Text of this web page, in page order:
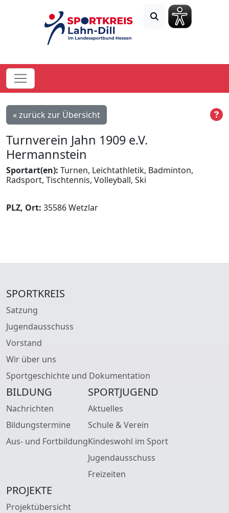
« zurück zur Übersicht
Turnverein Jahn 1909 e.V.
Hermannstein
Sportart(en): Turnen, Leichtathletik, Badminton,
Radsport, Tischtennis, Volleyball, Ski
PLZ, Ort: 35586 Wetzlar
SPORTKREIS
Satzung
Jugendausschuss
Vorstand
Wir über uns
Sportgeschichte und Dokumentation
BILDUNG
Nachrichten
Bildungstermine
Aus- und Fortbildung
SPORTJUGEND
Aktuelles
Schule & Verein
Kindeswohl im Sport
Jugendausschuss
Freizeiten
PROJEKTE
Projektübersicht